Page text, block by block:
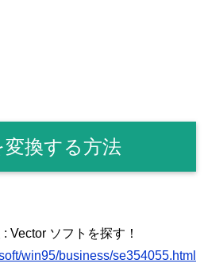
換する方法
Vector ソフトを探す！
win95/business/se354055.html